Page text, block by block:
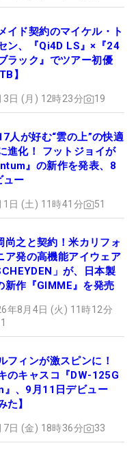
イド契約のマイケル・ト
ン、『Qi4D LS』×『24
ラック』でツアー初優
】
日 (月) 12時23分 19
人が好む“雲の上”の快適
進化！ フットジョイが
』の新作を発表、8
ュー
日 (土) 11時41分 51
尚之と契約！米カリフォ
ア発の高機能アイウェア
」が、日本製
新作『GIMME』を発売
年8月4日 (火) 11時12分
フィンが激スピンに！
のキャスコ『DW-125G
、9月11日デビュー
た】
日 (金) 18時36分 33